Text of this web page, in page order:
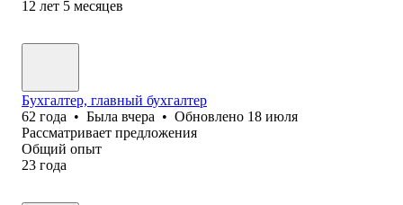
12 лет 5 месяцев
Бухгалтер, главный бухгалтер
62 года • Была вчера • Обновлено 18 июля
Рассматривает предложения
Общий опыт
23 года